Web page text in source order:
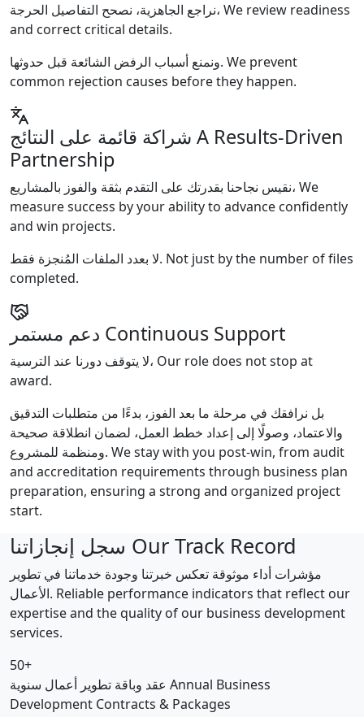
نراجع الجاهزية، نصحح التفاصيل الحرجة، We review readiness
and correct critical details.
ونمنع أسباب الرفض الشائعة قبل حدوثها. We prevent
common rejection causes before they happen.
شراكة قائمة على النتائج A Results-Driven
Partnership
نقيس نجاحنا بقدرتك على التقدم بثقة والفوز بالمشاريع، We
measure success by your ability to advance confidently
and win projects.
لا بعدد الملفات المُنجزة فقط. Not just by the number of files
completed.
دعم مستمر Continuous Support
لا يتوقف دورنا عند الترسية، Our role does not stop at
award.
بل نرافقك في مرحلة ما بعد الفوز، بدءًا من متطلبات التدقيق
والاعتماد، وصولًا إلى إعداد خطط العمل، لضمان انطلاقة صحيحة
ومنظمة للمشروع. We stay with you post-win, from audit
and accreditation requirements through business plan
preparation, ensuring a strong and organized project
start.
سجل إنجازاتنا Our Track Record
مؤشرات أداء موثوقة تعكس خبرتنا وجودة خدماتنا في تطوير
الأعمال. Reliable performance indicators that reflect our
expertise and the quality of our business development
services.
50+
عقد وباقة تطوير أعمال سنوية Annual Business
Development Contracts & Packages